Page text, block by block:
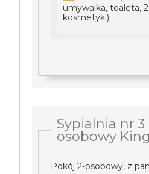
umywalka, toaleta,
kosmetyki)
Sypialnia nr 3
osobowy
Pokój 2-osobowy, z